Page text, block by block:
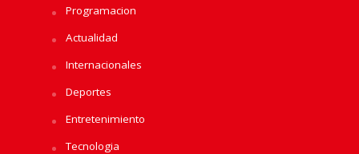
Programacion
Actualidad
Internacionales
Deportes
Entretenimiento
Tecnologia